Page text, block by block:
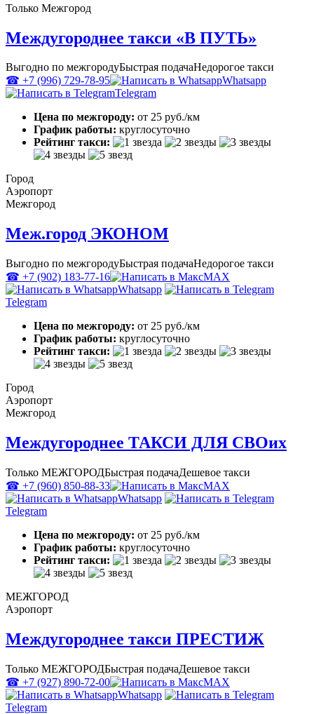
Только Межгород
Междугороднее такси «В ПУТЬ»
Выгодно по межгородуБыстрая подачаНедорогое такси
☎ +7 (996) 729-78-95
Whatsapp
Telegram
Цена по межгороду: от 25 руб./км
График работы: круглосуточно
Рейтинг такси:
Город
Аэропорт
Межгород
Меж.город ЭКОНОМ
Выгодно по межгородуБыстрая подачаНедорогое такси
☎ +7 (902) 183-77-16
MAX
Whatsapp
Telegram
Цена по межгороду: от 25 руб./км
График работы: круглосуточно
Рейтинг такси:
Город
Аэропорт
Межгород
Междугороднее ТАКСИ ДЛЯ СВОих
Только МЕЖГОРОДБыстрая подачаДешевое такси
☎ +7 (960) 850-88-33
MAX
Whatsapp
Telegram
Цена по межгороду: от 25 руб./км
График работы: круглосуточно
Рейтинг такси:
МЕЖГОРОД
Аэропорт
Междугороднее такси ПРЕСТИЖ
Только МЕЖГОРОДБыстрая подачаДешевое такси
☎ +7 (927) 890-72-00
MAX
Whatsapp
Telegram